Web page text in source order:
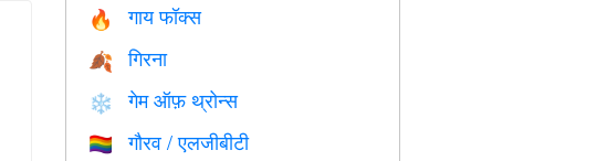
🔥 गाय फॉक्स
🍂 गिरना
❄️ गेम ऑफ़ थ्रोन्स
🏳️‍🌈 गौरव / एलजीबीटी